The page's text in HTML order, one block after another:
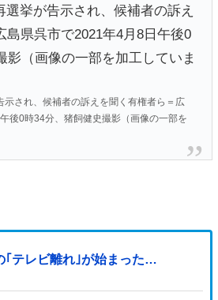
示され、候補者の訴えを聞く有権者ら＝広
後0時34分、猪飼健史撮影（画像の一部を
｢テレビ離れ｣が始まった…